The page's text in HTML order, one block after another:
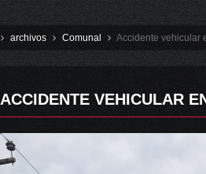
archivos Comunal Accidente vehicular
ACCIDENTE VEHICULAR